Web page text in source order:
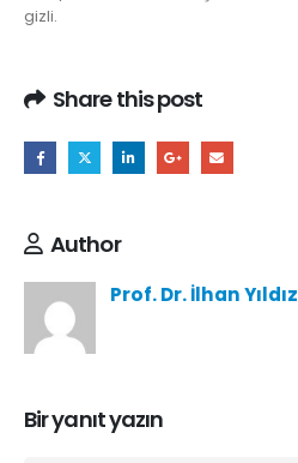
gizli.
Share this post
Author
Prof. Dr. İlhan Yıldız
Bir yanıt yazın